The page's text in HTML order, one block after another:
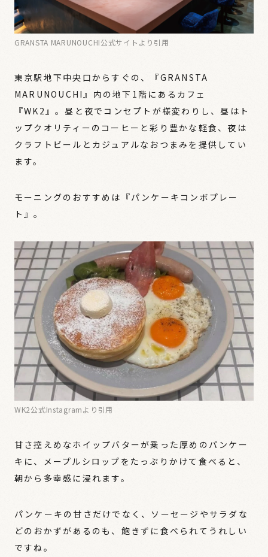
GRANSTA MARUNOUCHI公式サイトより引用
東京駅地下中央口からすぐの、『GRANSTA
MARUNOUCHI』内の地下1階にあるカフェ
『WK2』。昼と夜でコンセプトが様変わりし、昼はト
ップクオリティーのコーヒーと彩り豊かな軽食、夜は
クラフトビールとカジュアルなおつまみを提供してい
ます。
モーニングのおすすめは『パンケーキコンボプレー
ト』。
WK2公式Instagramより引用
甘さ控えめなホイップバターが乗った厚めのパンケー
キに、メープルシロップをたっぷりかけて食べると、
朝から多幸感に浸れます。
パンケーキの甘さだけでなく、ソーセージやサラダな
どのおかずがあるのも、飽きずに食べられてうれしい
ですね。